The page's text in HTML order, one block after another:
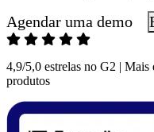
Agendar uma demo
4,9/5,0 estrelas no G2 | Mais
produtos